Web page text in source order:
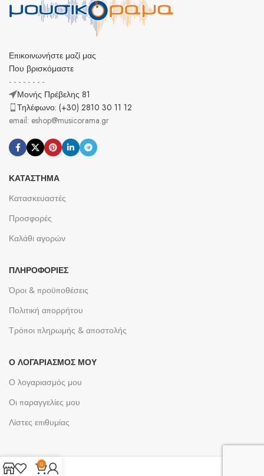
Επικοινωνήστε μαζί μας
Που βρισκόμαστε
- - - - - - - -
Μονής Πρέβελης 81
Τηλέφωνο: (+30) 2810 30 11 12
email: eshop@musicorama.gr
ΚΑΤΆΣΤΗΜΑ
Κατασκευαστές
Προσφορές
Καλάθι αγορών
ΠΛΗΡΟΦΟΡΊΕΣ
Όροι & προϋποθέσεις
Πολιτική απορρήτου
Τρόποι πληρωμής & αποστολής
Ο ΛΟΓΑΡΙΑΣΜΌΣ ΜΟΥ
Ο λογαριασμός μου
Οι παραγγελίες μου
Λίστες επιθυμίας
0